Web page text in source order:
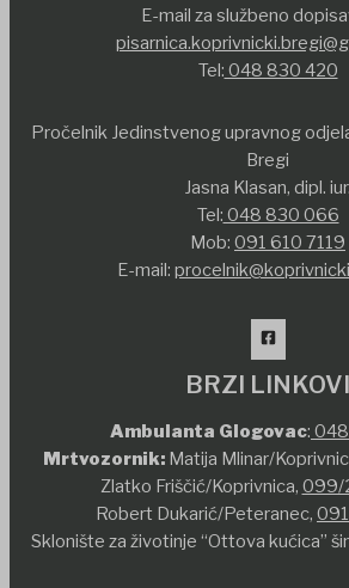
E-mail za službeno
Tel: 048 830 420
Pročelnik Jedinstvenog upravnog
Bregi
Jasna Klasan, dipl. iur.
Tel: 048 830 066
Mob: 091 610 7119
E-mail:
BRZI LINKOVI
Ambulanta Glogovac:
Mrtvozornik:Matija Mlinar/
Zlatko Friščić/Koprivnica, 099/
Robert Dukarić/Peteranec,
Sklonište za životinje “Ottova kućica”